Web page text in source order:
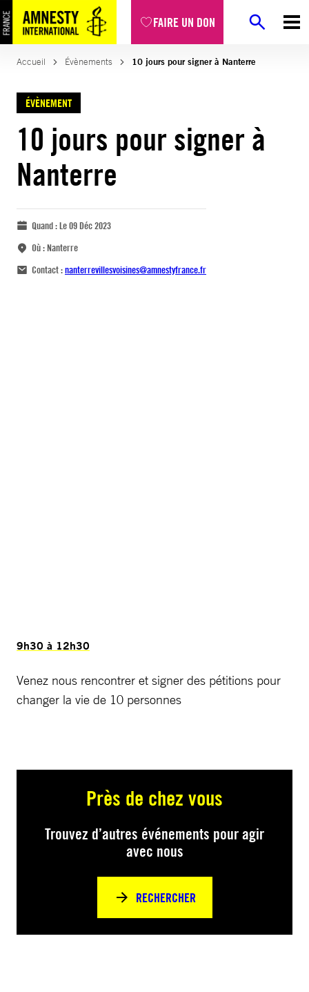
FAIRE UN DON
Accueil Évènements 10 jours pour signer à Nanterre
ÉVÈNEMENT
10 jours pour signer à
Nanterre
Quand :Le 09 Déc 2023
Où :Nanterre
Contact :nanterrevillesvoisines@amnestyfrance.fr
9h30 à 12h30
Venez nous rencontrer et signer des pétitions pour
changer la vie de 10 personnes
Près de chez vous
Trouvez d’autres événements pour agir
avec nous
RECHERCHER